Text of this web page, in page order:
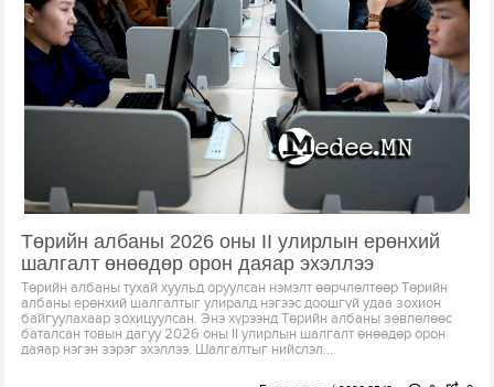
Төрийн албаны 2026 оны II улирлын ерөнхий
шалгалт өнөөдөр орон даяар эхэллээ
Төрийн албаны тухай хуульд оруулсан нэмэлт өөрчлөлтөөр Төрийн
албаны ерөнхий шалгалтыг улиралд нэгээс доошгүй удаа зохион
байгуулахаар зохицуулсан. Энэ хүрээнд Төрийн албаны зөвлөлөөс
баталсан товын дагуу 2026 оны II улирлын шалгалт өнөөдөр орон
даяар нэгэн зэрэг эхэллээ. Шалгалтыг нийслэл...